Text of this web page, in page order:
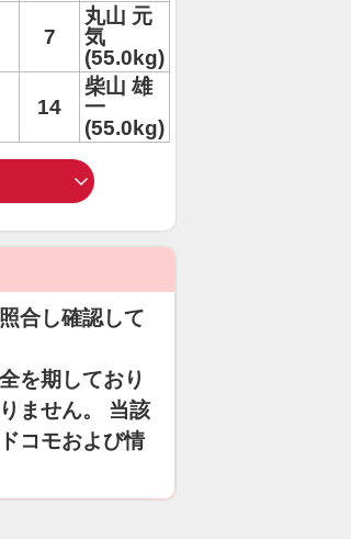
7
丸山 元
気
(55.0kg)
14
柴山 雄
一
(55.0kg)
合し確認して
を期しており
ません。 当該
コモおよび情